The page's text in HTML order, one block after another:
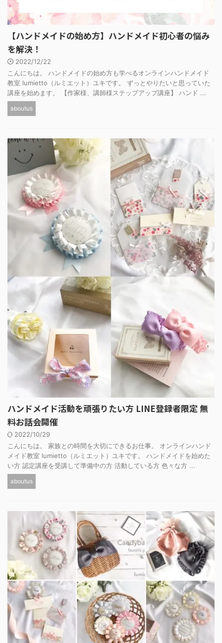
【ハンドメイドの始め方】ハンドメイド初心者の悩み
を解決！
2022/12/22
こんにちは。 ハンドメイドの始め方も学べるオンラインハンドメイド
教室 lumietto（ルミエット）ユキです。 ずっとやりたいと思っていた
講座を始めます。 【作家様、講師様ステップアップ講座】 ハンド ...
aboutus
ハンドメイド活動を頑張りたい方 LINE登録者限定 無
料お話会開催
2022/10/29
こんにちは。 家族との時間を大切にできるお仕事。 オンラインハンド
メイド教室 lumietto（ルミエット）ユキです。 ハンドメイドを始めた
い方 認定講座を受講して準備中の方 活動している方 色々な方 ...
aboutus